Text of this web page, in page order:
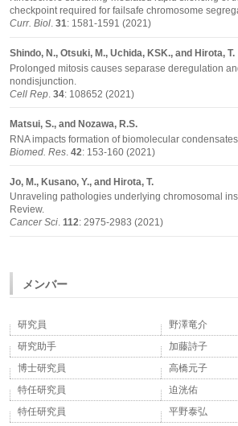
checkpoint required for failsafe chromosome
Curr. Biol. 31: 1581-1591 (2021)
Shindo, N., Otsuki, M., Uchida, KSK., and Hirota, T.
Prolonged mitosis causes separase deregulation
nondisjunction.
Cell Rep. 34: 108652 (2021)
Matsui, S., and Nozawa, R.S.
RNA impacts formation of biomolecular
Biomed. Res. 42: 153-160 (2021)
Jo, M., Kusano, Y., and Hirota, T.
Unraveling pathologies underlying chromosomal
Review.
Cancer Sci. 112: 2975-2983 (2021)
メンバー
研究員
野澤竜介
研究助手
加藤詩子
博士研究員
高橋元子
特任研究員
迫洸佑
特任研究員
平野泰弘